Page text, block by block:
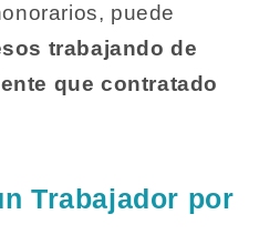
puede
trabajando de
que contratado
Trabajador por